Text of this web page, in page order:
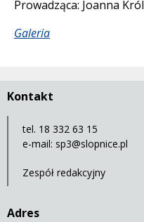
Prowadząca: Joanna Król
Galeria
Kontakt
tel. 18 332 63 15
e-mail: sp3@slopnice.pl
Zespół redakcyjny
Adres